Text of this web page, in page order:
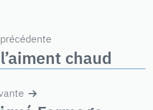
chaud